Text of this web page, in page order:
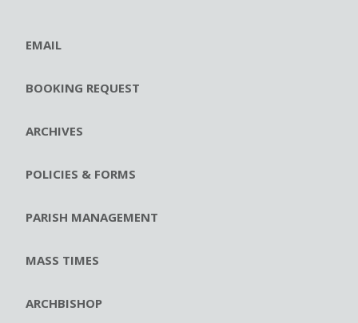
EMAIL
BOOKING REQUEST
ARCHIVES
POLICIES & FORMS
PARISH MANAGEMENT
MASS TIMES
ARCHBISHOP